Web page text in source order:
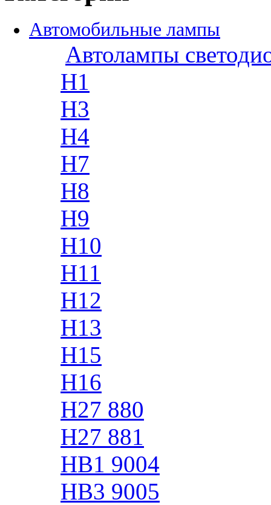
Автомобильные лампы
Автолампы
H1
H3
H4
H7
H8
H9
H10
H11
H12
H13
H15
H16
H27 880
H27 881
HB1 9004
HB3 9005